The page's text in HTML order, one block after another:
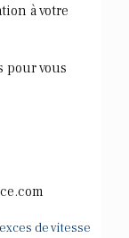
à votre
pour vous
de vitesse